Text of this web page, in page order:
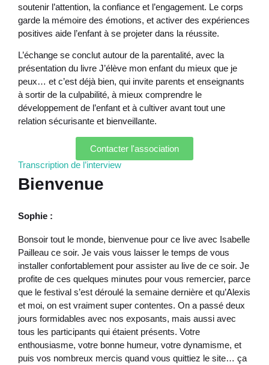
soutenir l’attention, la confiance et l’engagement. Le corps
garde la mémoire des émotions, et activer des expériences
positives aide l’enfant à se projeter dans la réussite.
L’échange se conclut autour de la parentalité, avec la
présentation du livre J’élève mon enfant du mieux que je
peux… et c’est déjà bien, qui invite parents et enseignants
à sortir de la culpabilité, à mieux comprendre le
développement de l’enfant et à cultiver avant tout une
relation sécurisante et bienveillante.
Contacter l'association
Transcription de l’interview
Bienvenue
Sophie :
Bonsoir tout le monde, bienvenue pour ce live avec Isabelle
Pailleau ce soir. Je vais vous laisser le temps de vous
installer confortablement pour assister au live de ce soir. Je
profite de ces quelques minutes pour vous remercier, parce
que le festival s’est déroulé la semaine dernière et qu’Alexis
et moi, on est vraiment super contentes. On a passé deux
jours formidables avec nos exposants, mais aussi avec
tous les participants qui étaient présents. Votre
enthousiasme, votre bonne humeur, votre dynamisme, et
puis vos nombreux mercis quand vous quittiez le site… ça